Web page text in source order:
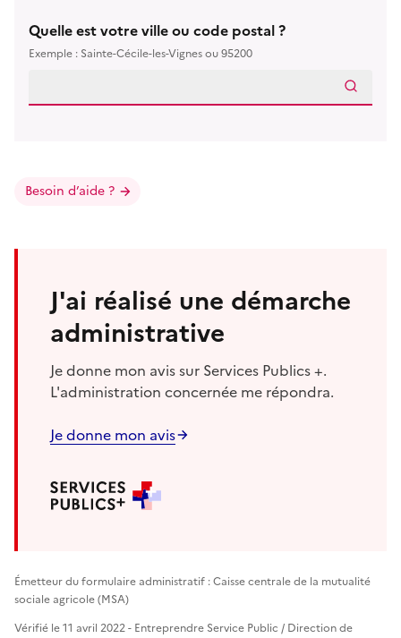
Quelle est votre ville ou code postal ?
Exemple : Sainte-Cécile-les-Vignes ou 95200
Besoin d’aide ?
J'ai réalisé une démarche
administrative
Je donne mon avis sur Services Publics +.
L'administration concernée me répondra.
Je donne mon avis
Émetteur du formulaire administratif : Caisse centrale de la mutualité
sociale agricole (MSA)
Vérifié le 11 avril 2022 - Entreprendre Service Public / Direction de